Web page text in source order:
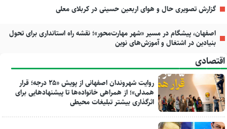
گزارش تصویری حال و هوای اربعین حسینی در کربلای معلی
اصفهان، پیشگام در مسیر «شهر مهارت‌محور»؛ نقشه راه استانداری برای تحول
بنیادین در اشتغال و آموزش‌های نوین
اقتصادی
روایت شهروندان اصفهانی از پویش «۲۵ درجه؛ قرار
همدلی»؛ از همراهی خانواده‌ها تا پیشنهادهایی برای
اثرگذاری بیشتر تبلیغات محیطی